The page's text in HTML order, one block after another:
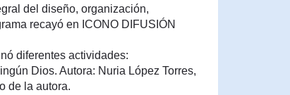
del diseño, organización,
recayó en ICONO DIFUSIÓN
diferentes actividades:
Dios. Autora: Nuria López Torres,
de la autora.